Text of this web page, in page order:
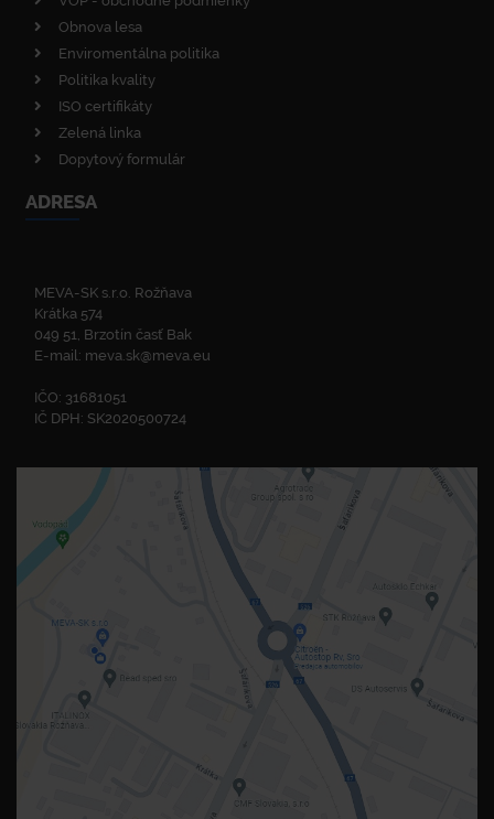
Obnova lesa
Enviromentálna politika
Politika kvality
ISO certifikáty
Zelená linka
Dopytový formulár
ADRESA
MEVA-SK s.r.o. Rožňava
Krátka 574
049 51, Brzotín časť Bak
E-mail: meva.sk@meva.eu
IČO: 31681051
IČ DPH: SK2020500724